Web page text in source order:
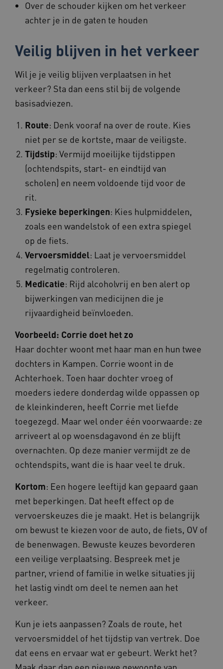
Over de schouder kijken om het verkeer
achter je in de gaten te houden
Veilig blijven in het verkeer
Wil je je veilig blijven verplaatsen in het
verkeer? Sta dan eens stil bij de volgende
basisadviezen.
Route: Denk vooraf na over de route. Kies
niet per se de kortste, maar de veiligste.
Tijdstip: Vermijd moeilijke tijdstippen
(ochtendspits, start- en eindtijd van
scholen) en neem voldoende tijd voor de
rit.
Fysieke beperkingen: Kies hulpmiddelen,
zoals een wandelstok of een extra spiegel
op de fiets.
Vervoersmiddel: Laat je vervoersmiddel
regelmatig controleren.
Medicatie: Rijd alcoholvrij en ben alert op
bijwerkingen van medicijnen die je
rijvaardigheid beïnvloeden.
Voorbeeld: Corrie doet het zo
Haar dochter woont met haar man en hun twee
dochters in Kampen. Corrie woont in de
Achterhoek. Toen haar dochter vroeg of
moeders iedere donderdag wilde oppassen op
de kleinkinderen, heeft Corrie met liefde
toegezegd. Maar wel onder één voorwaarde: ze
arriveert al op woensdagavond én ze blijft
overnachten. Op deze manier vermijdt ze de
ochtendspits, want die is haar veel te druk.
Kortom: Een hogere leeftijd kan gepaard gaan
met beperkingen. Dat heeft effect op de
vervoerskeuzes die je maakt. Het is belangrijk
om bewust te kiezen voor de auto, de fiets, OV of
de benenwagen. Bewuste keuzes bevorderen
een veilige verplaatsing. Bespreek met je
partner, vriend of familie in welke situaties jij
het lastig vindt om deel te nemen aan het
verkeer.
Kun je iets aanpassen? Zoals de route, het
vervoersmiddel of het tijdstip van vertrek. Doe
dat eens en ervaar wat er gebeurt. Werkt het?
Maak daar dan een nieuwe gewoonte van.
ervoor dat de website werkt. Deze cookies
worden altijd geplaatst en maken geen inbreuk
op uw privacy.
BCSessionID
vilans.blueconic.net
AWSALBCORS
Amazon.com Inc.
x-ms-routing-name
Microsoft
.www.beteroud.nl
UMB_SESSION www.beteroud.nl
VISITOR_PRIVACY_METADATA
ARRAffinity
Microsoft
Corporation
.www.beteroud.nl
ga_session_duration www.beteroud.nl 30
f765.beteroud.nl
ASLBSA www.beteroud.nl